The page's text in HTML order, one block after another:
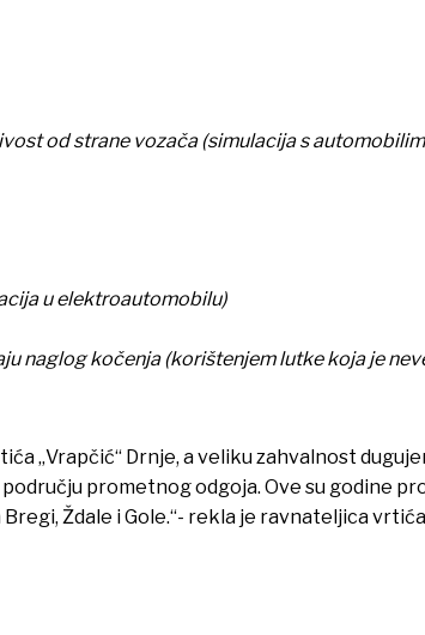
od strane vozača (simulacija s
u elektroautomobilu)
naglog kočenja (korištenjem lutke koja je
„Vrapčić“ Drnje, a veliku zahvalnost
prometnog odgoja. Ove su godine
Ždale i Gole.“- rekla je ravnateljica